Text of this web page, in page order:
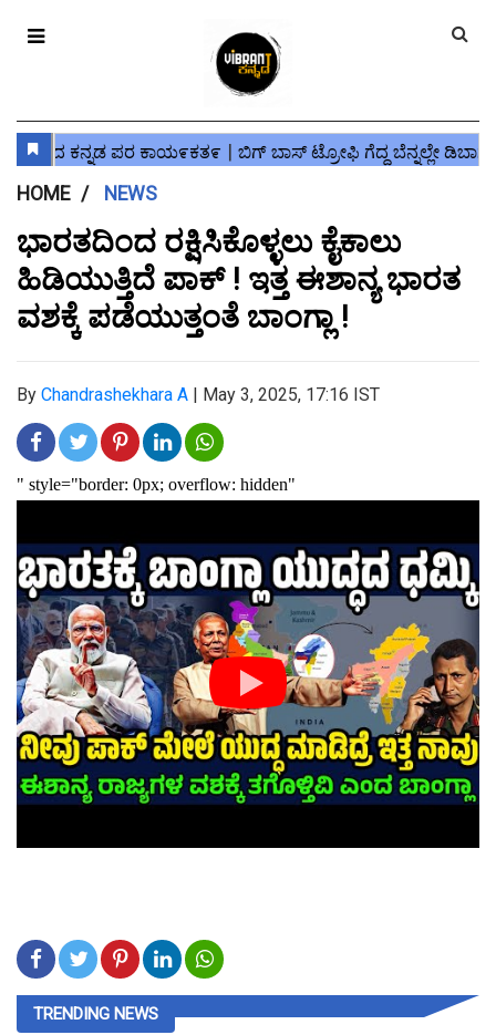
HOME NEWS
ಭಾರತದಿಂದ ರಕ್ಷಿಸಿಕೊಳ್ಳಲು ಕೈಕಾಲು
ಹಿಡಿಯುತ್ತಿದೆ ಪಾಕ್ ! ಇತ್ತ ಈಶಾನ್ಯ ಭಾರತ
ವಶಕ್ಕೆ ಪಡೆಯುತ್ತಂತೆ ಬಾಂಗ್ಲಾ !
By Chandrashekhara A | May 3, 2025, 17:16 IST
TRENDING NEWS